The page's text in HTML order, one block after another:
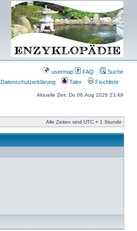
usermap FAQ
Suche
Datenschutzerklärung Taler Fischliste
Aktuelle Zeit: Do 06.Aug 2026 23:49
Alle Zeiten sind UTC + 1 Stunde